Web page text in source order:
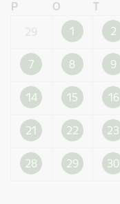
P O T
1 2
7 8 9
14 15 16
21 22 23
28 29 30